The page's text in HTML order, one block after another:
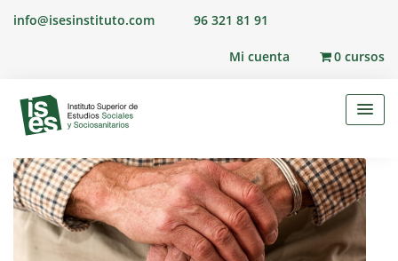
Skipinfo@isesinstituto.com 96 321 81 91
Mi cuenta 0 cursos